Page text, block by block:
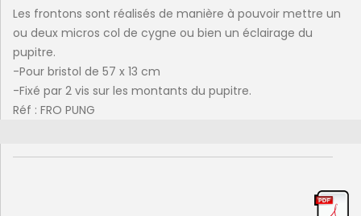
Les frontons sont réalisés de manière à pouvoir mettre un
ou deux micros col de cygne ou bien un éclairage du
pupitre.
-Pour bristol de 57 x 13 cm
-Fixé par 2 vis sur les montants du pupitre.
Réf : FRO PUNG